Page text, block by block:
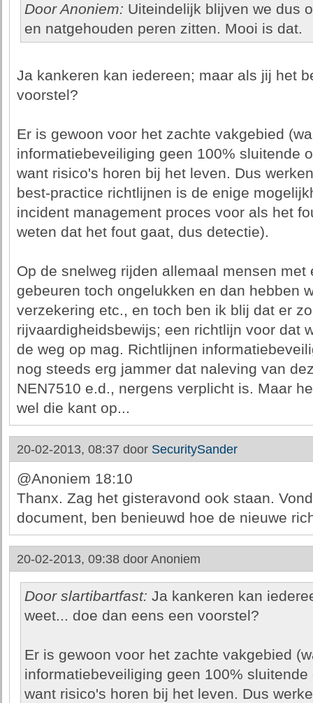
Door Anoniem: Uiteindelijk blijven we dus
en natgehouden peren zitten. Mooi is dat.
Ja kankeren kan iedereen; maar als jij het
voorstel?
Er is gewoon voor het zachte vakgebied
informatiebeveiliging geen 100% sluitende
want risico's horen bij het leven. Dus
best-practice richtlijnen is de enige
incident management proces voor als het
weten dat het fout gaat, dus detectie).
Op de snelweg rijden allemaal mensen met
gebeuren toch ongelukken en dan hebben
verzekering etc., en toch ben ik blij dat er
rijvaardigheidsbewijs; een richtlijn voor dat
de weg op mag. Richtlijnen
nog steeds erg jammer dat naleving van
NEN7510 e.d., nergens verplicht is. Maar
wel die kant op...
20-02-2013, 08:37 door SecuritySander
@Anoniem 18:10
Thanx. Zag het gisteravond ook staan.
document, ben benieuwd hoe de nieuwe
20-02-2013, 09:38 door Anoniem
Door slartibartfast: Ja kankeren kan
weet... doe dan eens een voorstel?
Er is gewoon voor het zachte vakgebied
informatiebeveiliging geen 100%
want risico's horen bij het leven. Dus